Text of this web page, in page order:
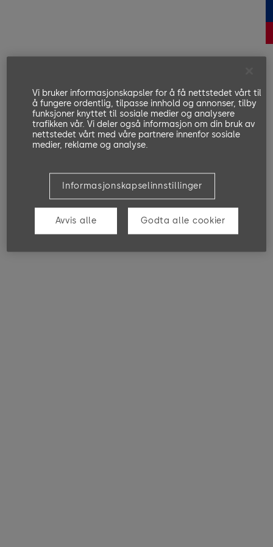
Vi bruker informasjonskapsler for å få nettstedet vårt til
å fungere ordentlig, tilpasse innhold og annonser, tilby
funksjoner knyttet til sosiale medier og analysere
trafikken vår. Vi deler også informasjon om din bruk av
nettstedet vårt med våre partnere innenfor sosiale
medier, reklame og analyse.
Informasjonskapselinnstillinger
Avvis alle Godta alle cookier